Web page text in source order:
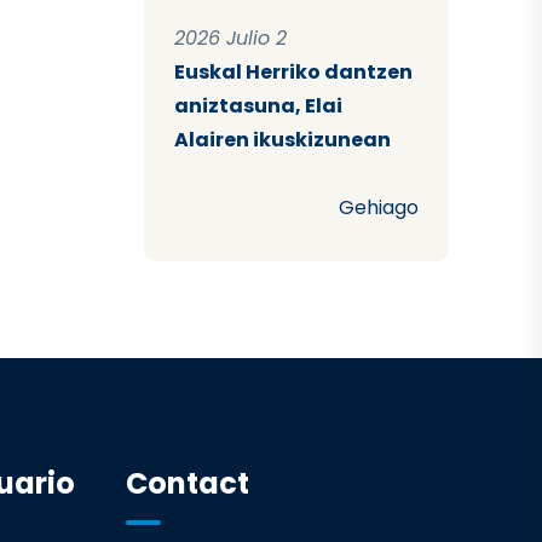
2026 Julio 2
Euskal Herriko dantzen
aniztasuna, Elai
Alairen ikuskizunean
Gehiago
Contact